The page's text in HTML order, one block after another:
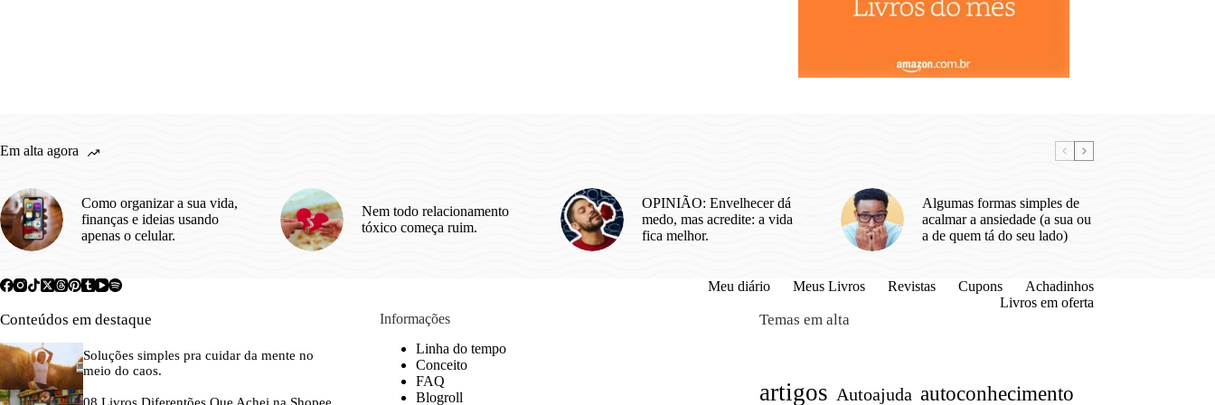
Em alta agora
Como organizar a sua vida,
finanças e ideias usando
apenas o celular.
Nem todo relacionamento
tóxico começa ruim.
OPINIÃO: Envelhecer dá
medo, mas acredite: a vida
fica melhor.
Algumas formas simples de
acalmar a ansiedade (a sua ou
a de quem tá do seu lado)
Meu diário Meus Livros Revistas Cupons
Achadinhos
Livros em oferta
Conteúdos em destaque
Soluções simples pra cuidar da mente no
meio do caos.
08 Livros Diferentões Que Achei na Shopee
Informações
Linha do tempo
Conceito
FAQ
Blogroll
Temas em alta
artigos Autoajuda autoconhecimento